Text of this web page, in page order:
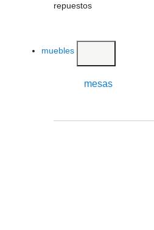
repuestos
muebles
mesas